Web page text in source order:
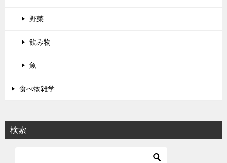
野菜
飲み物
魚
食べ物雑学
検索